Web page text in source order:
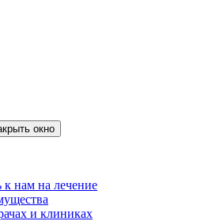
окно
к нам на лечение
и клиниках